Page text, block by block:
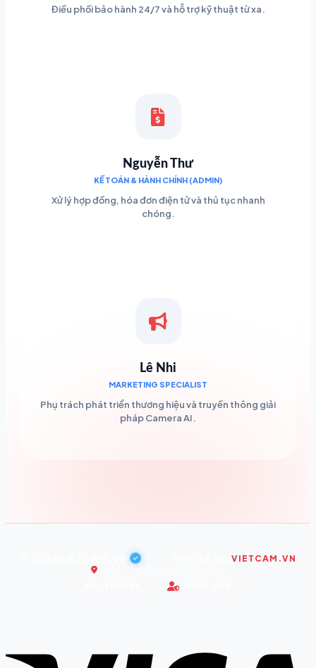
Điều phối bảo hành 24/7 và hỗ trợ kỹ thuật từ xa.
Nguyễn Thư
KẾ TOÁN & HÀNH CHÍNH (ADMIN)
Xử lý hợp đồng, hóa đơn điện tử và thủ tục nhanh
chóng.
Lê Nhi
MARKETING SPECIALIST
Phụ trách phát triển thương hiệu và truyền thông giải
pháp Camera AI.
VIETCAM.VN
Trụ sở: Bình Dương, Hồ Chí Minh
CHÍNH CHỦ